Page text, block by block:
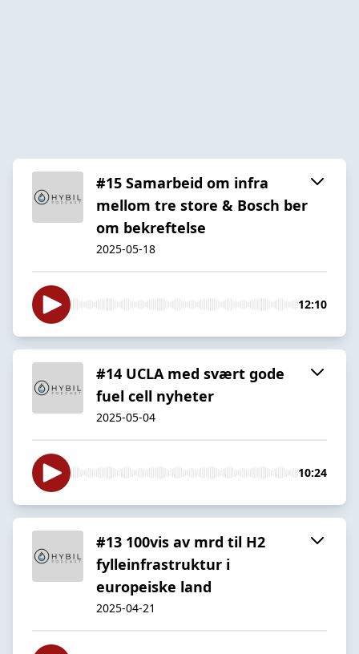
#15 Samarbeid om infra
mellom tre store & Bosch ber
om bekreftelse
2025-05-18
12:10
#14 UCLA med svært gode
fuel cell nyheter
2025-05-04
10:24
#13 100vis av mrd til H2
fylleinfrastruktur i
europeiske land
2025-04-21